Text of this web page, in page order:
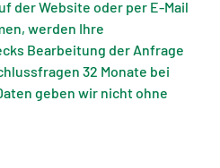
der Website oder per E-Mail
werden Ihre
Bearbeitung der Anfrage
32 Monate bei
geben wir nicht ohne